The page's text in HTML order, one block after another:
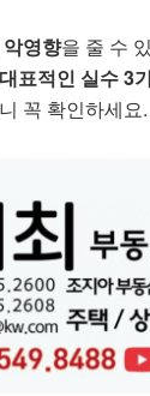
악영향을 줄 수
표적인 실수 3
꼭 확인하세요.